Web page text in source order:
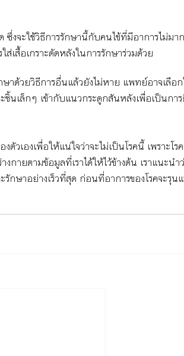
งจะใช้วิธีการรักษานี้กับคนไข้ที่มีอาการไม่มา
เสื้อเกราะดัดหลังในการรักษาร่วมด้วย
าด้วยวิธีการอื่นแล้วยังไม่หาย แพทย์อาจเลือก
นเล็กๆ เข้ากับแนวกระดูกสันหลังเพื่อเป็นกา
วเองเพื่อให้แน่ใจว่าจะไม่เป็นโรคนี้ เพราะโร
ายตามข้อมูลที่เราได้ให้ไว้ข้างต้น เราแนะน
ษาอย่างเร็วที่สุด ก่อนที่อาการของโรคจะรุน